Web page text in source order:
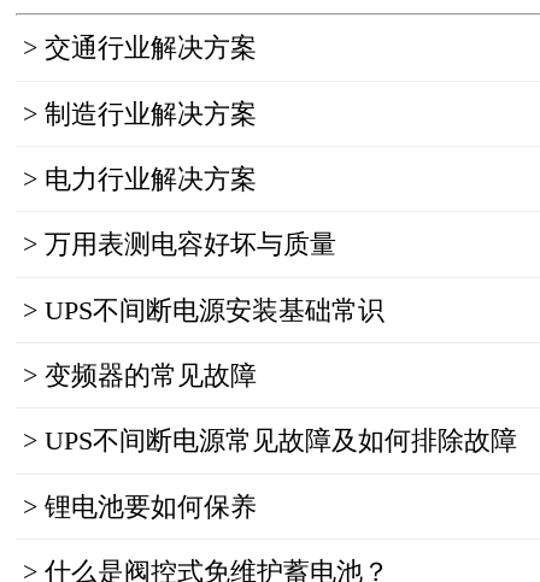
> 交通行业解决方案
> 制造行业解决方案
> 电力行业解决方案
> 万用表测电容好坏与质量
> UPS不间断电源安装基础常识
> 变频器的常见故障
> UPS不间断电源常见故障及如何排除故障
> 锂电池要如何保养
> 什么是阀控式免维护蓄电池？